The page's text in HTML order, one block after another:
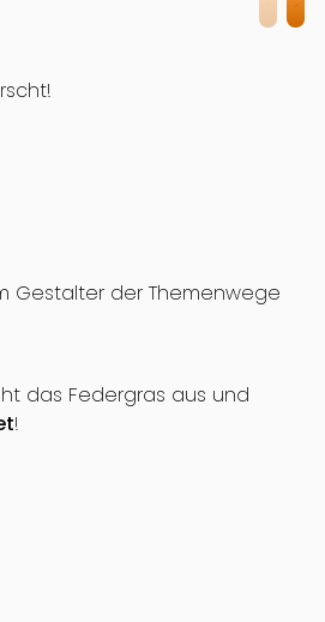
Gestalter der Themenwege
das Federgras aus und
!